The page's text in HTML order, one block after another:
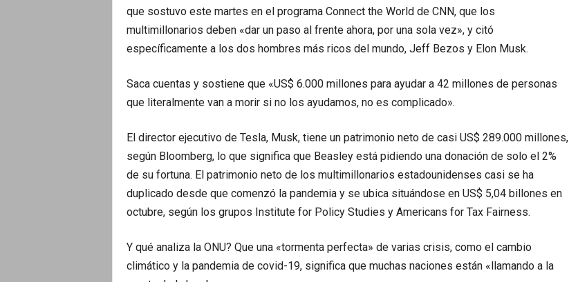
que sostuvo este martes en el programa Connect the World de CNN, que los
multimillonarios deben «dar un paso al frente ahora, por una sola vez», y citó
específicamente a los dos hombres más ricos del mundo, Jeff Bezos y Elon Musk.
Saca cuentas y sostiene que «US$ 6.000 millones para ayudar a 42 millones de personas
que literalmente van a morir si no los ayudamos, no es complicado».
El director ejecutivo de Tesla, Musk, tiene un patrimonio neto de casi US$ 289.000 millones,
según Bloomberg, lo que significa que Beasley está pidiendo una donación de solo el 2%
de su fortuna. El patrimonio neto de los multimillonarios estadounidenses casi se ha
duplicado desde que comenzó la pandemia y se ubica situándose en US$ 5,04 billones en
octubre, según los grupos Institute for Policy Studies y Americans for Tax Fairness.
Y qué analiza la ONU? Que una «tormenta perfecta» de varias crisis, como el cambio
climático y la pandemia de covid-19, significa que muchas naciones están «llamando a la